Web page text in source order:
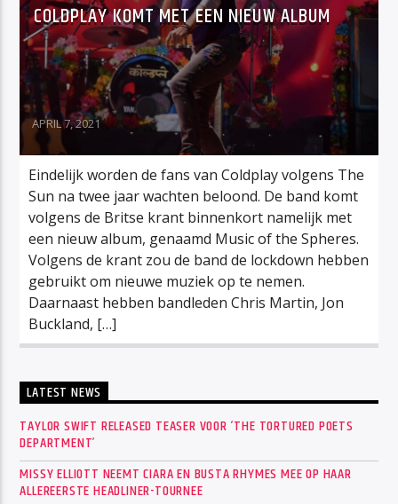
COLDPLAY KOMT MET EEN NIEUW ALBUM
APRIL 7, 2021
Eindelijk worden de fans van Coldplay volgens The
Sun na twee jaar wachten beloond. De band komt
volgens de Britse krant binnenkort namelijk met
een nieuw album, genaamd Music of the Spheres.
Volgens de krant zou de band de lockdown hebben
gebruikt om nieuwe muziek op te nemen.
Daarnaast hebben bandleden Chris Martin, Jon
Buckland, […]
LATEST NEWS
TAYLOR SWIFT RELEASED TEASER VOOR ‘THE TORTURED POETS
DEPARTMENT’
MISSY ELLIOTT NEEMT CIARA EN BUSTA RHYMES MEE OP HAAR
ALLEREERSTE HEADLINER-TOURNEE